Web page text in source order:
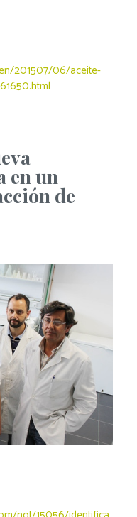
201507/06/aceite-
en un
de